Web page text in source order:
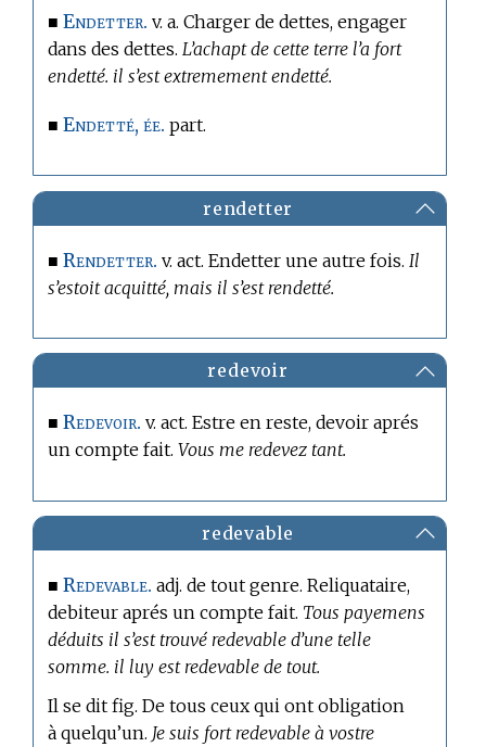
■Endetter. v. a. Charger de dettes, engager
dans des dettes.L’achapt de cette terre l’a fort
endetté. il s’est extremement endetté.
■Endetté, ée. part.
rendetter
■Rendetter. v. act. Endetter une autre fois. Il
s’estoit acquitté, mais il s’est rendetté.
redevoir
■Redevoir. v. act. Estre en reste, devoir aprés
un compte fait.Vous me redevez tant.
redevable
■Redevable. adj. de tout genre. Reliquataire,
debiteur aprés un compte fait. Tous payemens
déduits il s’est trouvé redevable d’une telle
somme. il luy est redevable de tout.
Il se dit fig. De tous ceux qui ont obligation
à quelqu’un. Je suis fort redevable à vostre